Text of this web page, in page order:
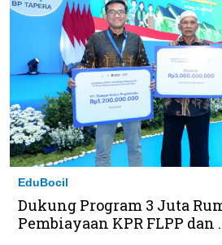
EduBocil
Dukung Program 3 Juta
Pembiayaan KPR FLPP dan